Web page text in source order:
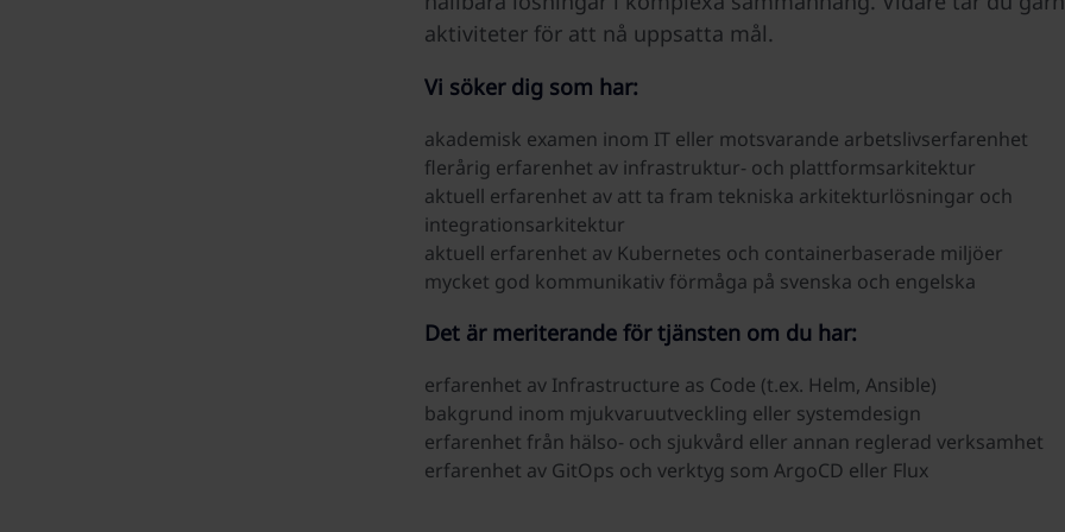
aktiviteter för att nå uppsatta mål.
Vi söker dig som har:
akademisk examen inom IT eller motsvarande arbetslivserfarenhet
flerårig erfarenhet av infrastruktur- och plattformsarkitektur
aktuell erfarenhet av att ta fram tekniska arkitekturlösningar och
integrationsarkitektur
aktuell erfarenhet av Kubernetes och containerbaserade miljöer
mycket god kommunikativ förmåga på svenska och engelska
Det är meriterande för tjänsten om du har:
erfarenhet av Infrastructure as Code (t.ex. Helm, Ansible)
bakgrund inom mjukvaruutveckling eller systemdesign
erfarenhet från hälso- och sjukvård eller annan reglerad verksamhet
erfarenhet av GitOps och verktyg som ArgoCD eller Flux